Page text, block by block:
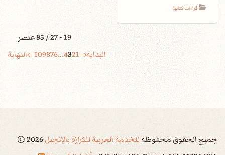
قراءات كتابية
19 - 27 / 85 عنصر
البداية
1
2
3
4
...
6
7
8
9
10 النهاية
جميع الحقوق محفوظةللخدمة العربية للكرازة بالإنجيل ©2026